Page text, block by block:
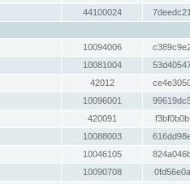
44100024
10094006
10081004
42012
10096001
420091
10088003
10046105
10090708